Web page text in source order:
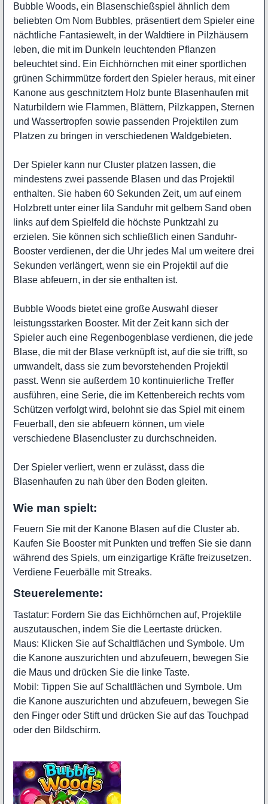
Bubble Woods, ein Blasenschießspiel ähnlich dem
beliebten Om Nom Bubbles, präsentiert dem Spieler eine
nächtliche Fantasiewelt, in der Waldtiere in Pilzhäusern
leben, die mit im Dunkeln leuchtenden Pflanzen
beleuchtet sind. Ein Eichhörnchen mit einer sportlichen
grünen Schirmmütze fordert den Spieler heraus, mit einer
Kanone aus geschnitztem Holz bunte Blasenhaufen mit
Naturbildern wie Flammen, Blättern, Pilzkappen, Sternen
und Wassertropfen sowie passenden Projektilen zum
Platzen zu bringen in verschiedenen Waldgebieten.
Der Spieler kann nur Cluster platzen lassen, die
mindestens zwei passende Blasen und das Projektil
enthalten. Sie haben 60 Sekunden Zeit, um auf einem
Holzbrett unter einer lila Sanduhr mit gelbem Sand oben
links auf dem Spielfeld die höchste Punktzahl zu
erzielen. Sie können sich schließlich einen Sanduhr-
Booster verdienen, der die Uhr jedes Mal um weitere drei
Sekunden verlängert, wenn sie ein Projektil auf die
Blase abfeuern, in der sie enthalten ist.
Bubble Woods bietet eine große Auswahl dieser
leistungsstarken Booster. Mit der Zeit kann sich der
Spieler auch eine Regenbogenblase verdienen, die jede
Blase, die mit der Blase verknüpft ist, auf die sie trifft, so
umwandelt, dass sie zum bevorstehenden Projektil
passt. Wenn sie außerdem 10 kontinuierliche Treffer
ausführen, eine Serie, die im Kettenbereich rechts vom
Schützen verfolgt wird, belohnt sie das Spiel mit einem
Feuerball, den sie abfeuern können, um viele
verschiedene Blasencluster zu durchschneiden.
Der Spieler verliert, wenn er zulässt, dass die
Blasenhaufen zu nah über den Boden gleiten.
Wie man spielt:
Feuern Sie mit der Kanone Blasen auf die Cluster ab.
Kaufen Sie Booster mit Punkten und treffen Sie sie dann
während des Spiels, um einzigartige Kräfte freizusetzen.
Verdiene Feuerbälle mit Streaks.
Steuerelemente:
Tastatur: Fordern Sie das Eichhörnchen auf, Projektile
auszutauschen, indem Sie die Leertaste drücken.
Maus: Klicken Sie auf Schaltflächen und Symbole. Um
die Kanone auszurichten und abzufeuern, bewegen Sie
die Maus und drücken Sie die linke Taste.
Mobil: Tippen Sie auf Schaltflächen und Symbole. Um
die Kanone auszurichten und abzufeuern, bewegen Sie
den Finger oder Stift und drücken Sie auf das Touchpad
oder den Bildschirm.